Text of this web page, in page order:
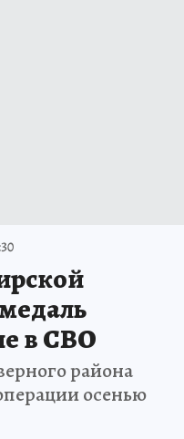
в СВО
района
осенью